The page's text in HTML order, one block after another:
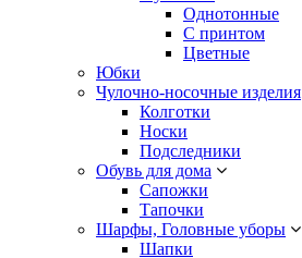
Однотонные
С принтом
Цветные
Юбки
Чулочно-носочные изделия
Колготки
Носки
Подследники
Обувь для дома
Сапожки
Тапочки
Шарфы, Головные уборы
Шапки